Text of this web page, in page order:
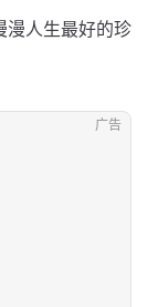
漫人生最好的珍
广告